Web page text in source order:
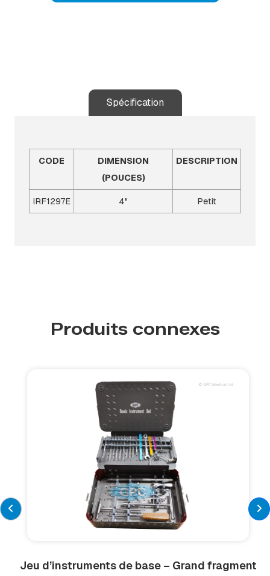
Spécification
CODE
DIMENSION
(POUCES)
DESCRIPTION
IRF1297E 4" Petit
Produits connexes
Jeu d’instruments de base – Grand fragment